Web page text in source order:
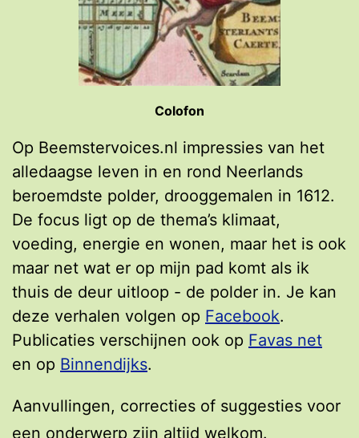
Colofon
Op Beemstervoices.nl impressies van het
alledaagse leven in en rond Neerlands
beroemdste polder, drooggemalen in 1612.
De focus ligt op de thema’s klimaat,
voeding, energie en wonen, maar het is ook
maar net wat er op mijn pad komt als ik
thuis de deur uitloop - de polder in. Je kan
deze verhalen volgen op Facebook.
Publicaties verschijnen ook op Favas net
en op Binnendijks.
Aanvullingen, correcties of suggesties voor
een onderwerp zijn altijd welkom.